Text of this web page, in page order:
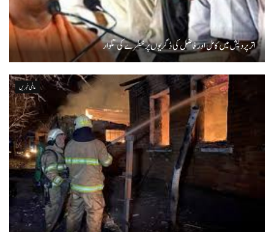
اتر پردیش میں کامل اور فاضل کی ڈگریوں پر خطرے کی تلوار
عالمی خبریں